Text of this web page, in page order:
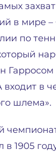
в мире
по
в
шлема».
1905